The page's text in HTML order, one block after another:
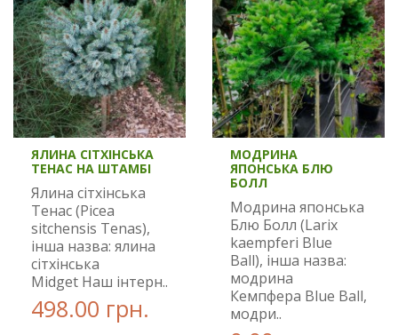
ЯЛИНА СІТХІНСЬКА
ТЕНАС НА ШТАМБІ
Ялина сітхінська
Тенас (Picea
sitchensis Tenas),
інша назва: ялина
сітхінська
Midget Наш інтерн..
498.00 грн.
МОДРИНА
ЯПОНСЬКА БЛЮ
БОЛЛ
Модрина японська
Блю Болл (Larix
kaempferi Blue
Ball), інша назва:
модрина
Кемпфера Blue Ball,
модри..